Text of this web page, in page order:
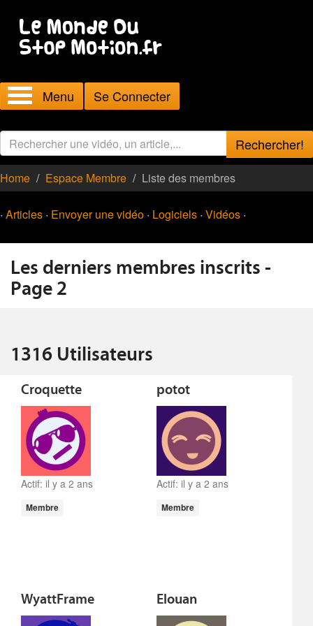
Menu Se Connecter
Rechercher!
Home Espace Membre Liste des membres
· Articles · Envoyer une vidéo · Logiciels · Vidéos ·
Les derniers membres inscrits -
Page 2
1316 Utilisateurs
Croquette
Actif: il y a 2 ans
Membre
potot
Actif: il y a 2 ans
Membre
WyattFrame Elouan